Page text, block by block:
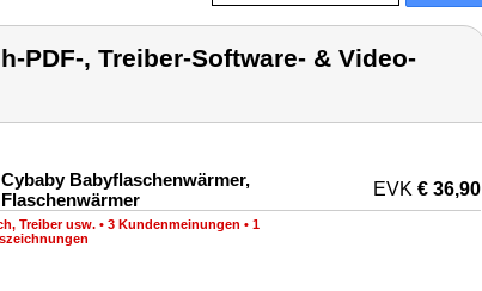
PDF-, Treiber-Software- & Video-
Cybaby Babyflaschenwärmer,
Flaschenwärmer
EVK € 36,90
Treiber usw. • 3 Kundenmeinungen • 1